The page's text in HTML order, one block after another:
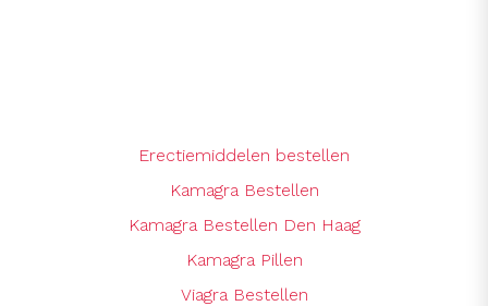
Erectiemiddelen bestellen
Kamagra Bestellen
Kamagra Bestellen Den Haag
Kamagra Pillen
Viagra Bestellen